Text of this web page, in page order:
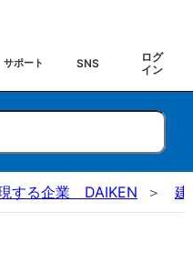
サポート SNS
ログ
イン
する企業 DAIKEN 建